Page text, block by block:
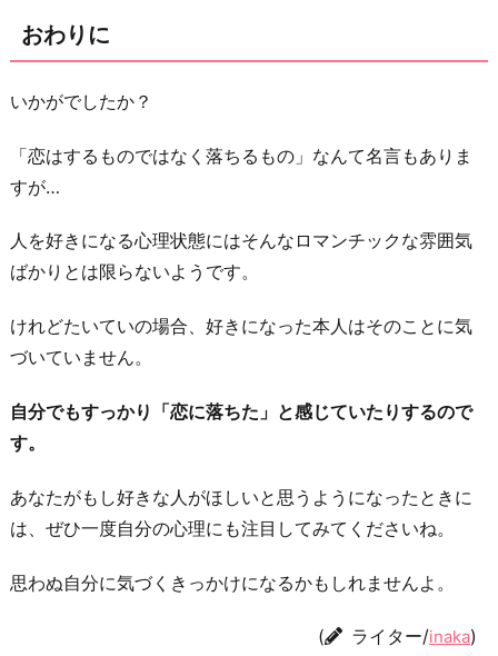
おわりに
いかがでしたか？
「恋はするものではなく落ちるもの」なんて名言もありま
すが…
人を好きになる心理状態にはそんなロマンチックな雰囲気
ばかりとは限らないようです。
けれどたいていの場合、好きになった本人はそのことに気
づいていません。
自分でもすっかり「恋に落ちた」と感じていたりするので
す。
あなたがもし好きな人がほしいと思うようになったときに
は、ぜひ一度自分の心理にも注目してみてくださいね。
思わぬ自分に気づくきっかけになるかもしれませんよ。
( ライター/inaka)